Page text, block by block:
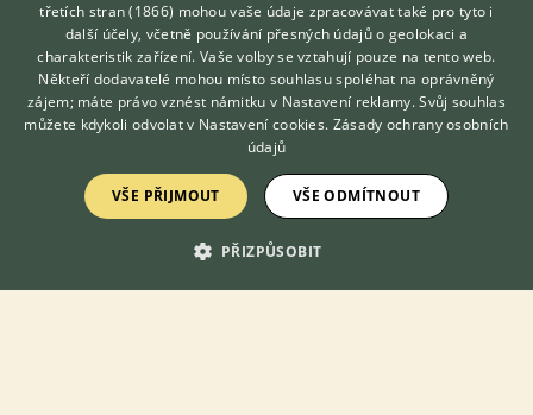
Frýdek-Místek, okr. Frýdek-Místek
mesenger...
103×
PRODÁM
Samičku a samečka křečka syrského
100 Kč
Hledáte zvířecího kamaráda?
Zdarma vám poradí
VETERINÁŘ ONLINE
KONZULTOVAT S
VETERINÁŘEM
třetích stran (1866) mohou vaše údaje zpracovávat také pro tyto i
další účely, včetně používání přesných údajů o geolokaci a
charakteristik zařízení. Vaše volby se vztahují pouze na tento web.
Někteří dodavatelé mohou místo souhlasu spoléhat na oprávněný
zájem; máte právo vznést námitku v Nastavení reklamy. Svůj souhlas
můžete kdykoli odvolat v Nastavení cookies. Zásady ochrany osobních
údajů
VŠE PŘIJMOUT VŠE ODMÍTNOUT
PŘIZPŮSOBIT